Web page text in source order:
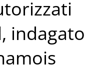
indagato